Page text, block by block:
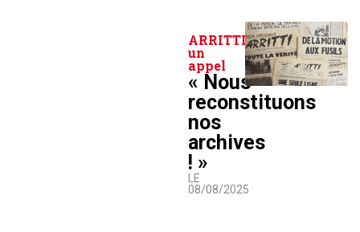
ARRITTI lance
un
appel
« Nous
reconstituons
nos
archives
! »
LE
08/08/2025